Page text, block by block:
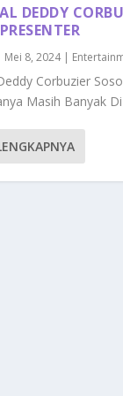
DEDDY
Mei 8, 2024|
Corbuzier
Masih Banyak